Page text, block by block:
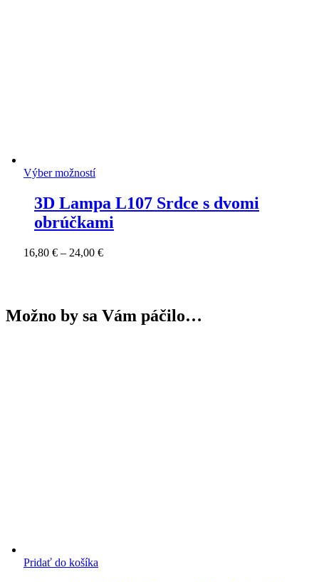
Výber možností
3D Lampa L107 Srdce s dvomi
obrúčkami
16,80 € – 24,00 €Price
Možno by sa Vám páčilo…
Pridať do košíka